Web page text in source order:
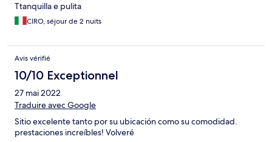
Ttanquilla e pulita
CIRO, séjour de 2 nuits
Avis vérifié
10/10 Exceptionnel
27 mai 2022
Traduire avec Google
Sitio excelente tanto por su ubicación como su comodidad.
prestaciones increíbles! Volveré